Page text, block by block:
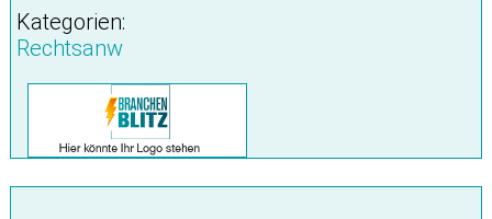
Kategorien:
Rechtsanw